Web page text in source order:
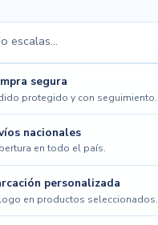
segura
protegido y con seguimiento.
nacionales
en todo el país.
personalizada
en productos seleccionados.
escalas...